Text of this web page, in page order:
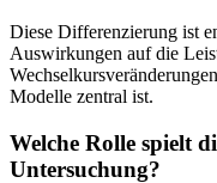
Diese Differenzierung ist
Auswirkungen auf die
Modelle zentral ist.
Welche Rolle spielt
Untersuchung?